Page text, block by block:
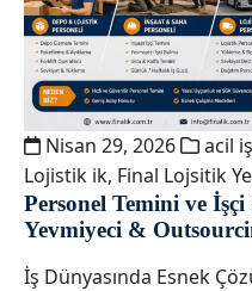
Nisan 29, 2026 acil
Lojistik ik, Final Lojsitik
Personel Temini ve
Yevmiyeci &
İş Dünyasında Esnek